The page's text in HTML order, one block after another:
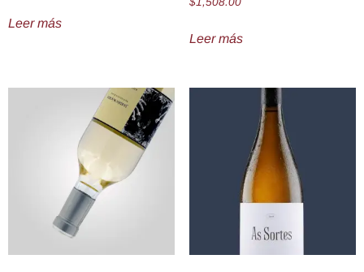
Leer más
Leer más